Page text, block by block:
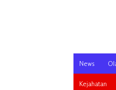
News
Kejahatan